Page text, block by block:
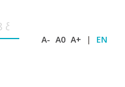
A- A0 A+ | EN